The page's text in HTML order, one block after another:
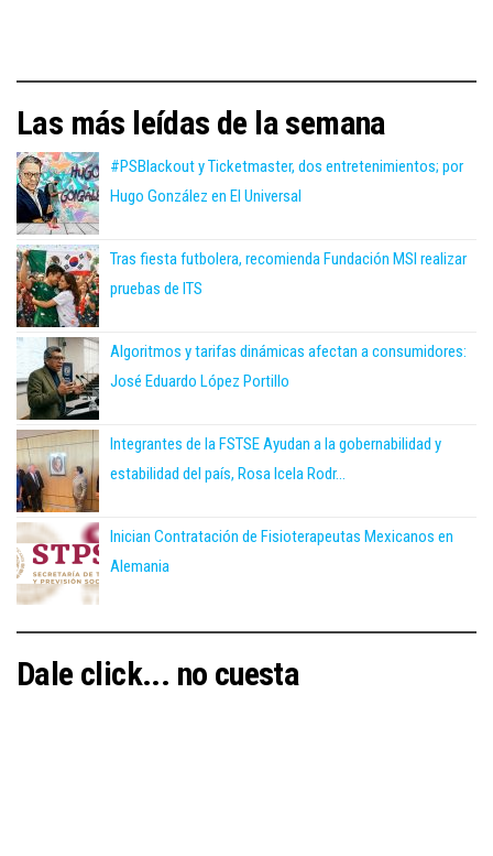
Las más leídas de la semana
#PSBlackout y Ticketmaster, dos entretenimientos; por
Hugo González en El Universal
Tras fiesta futbolera, recomienda Fundación MSI realizar
pruebas de ITS
Algoritmos y tarifas dinámicas afectan a consumidores:
José Eduardo López Portillo
Integrantes de la FSTSE Ayudan a la gobernabilidad y
estabilidad del país, Rosa Icela Rodr...
Inician Contratación de Fisioterapeutas Mexicanos en
Alemania
Dale click... no cuesta